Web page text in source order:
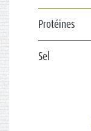
Protéines
Sel